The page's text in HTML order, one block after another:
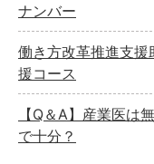
ナンバー
働き方改革推進支
援コース
【Q＆A】産業医は
で十分？